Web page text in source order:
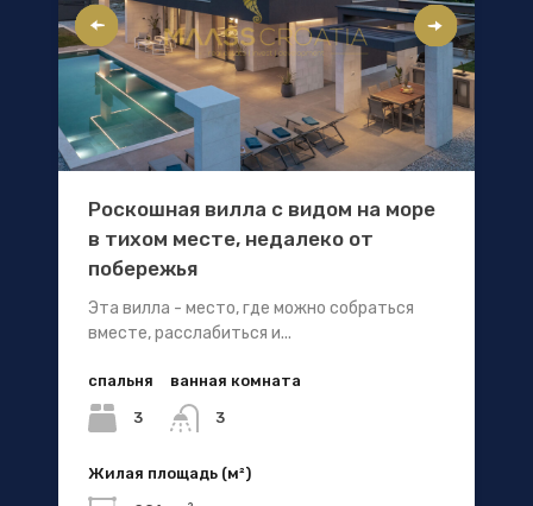
Роскошная вилла с видом на море
в тихом месте, недалеко от
побережья
Эта вилла - место, где можно собраться
вместе, расслабиться и...
спальня
3
ванная комната
3
Жилая площадь (м²)